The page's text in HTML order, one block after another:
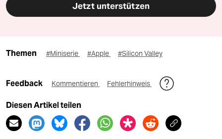
Jetzt unterstützen
Themen #Miniserie #Apple #Silicon Valley
Feedback Kommentieren Fehlerhinweis
Diesen Artikel teilen